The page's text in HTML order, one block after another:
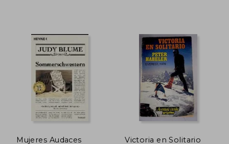
Mujeres Audaces Victoria en Solitario